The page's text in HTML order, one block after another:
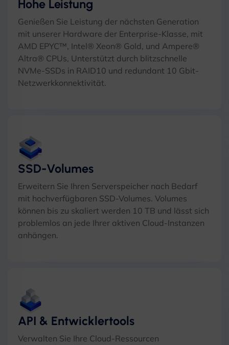
Hohe Leistung
Genießen Sie Leistung der nächsten Generation
mit unserer Hardware der Enterprise-Klasse, mit
AMD EPYC™, Intel® Xeon® Gold, und Ampere®
Altra® CPUs, Unterstützt durch blitzschnelle
NVMe-SSDs in RAID10 und redundant 10 Gbit-
Netzwerkkonnektivität.
SSD-Volumes
Erweitern Sie Ihren Serverspeicher nach Bedarf
mit hochverfügbaren SSD-Volumes. Volumes
können bis zu skaliert werden 10 TB und lässt sich
problemlos an jede Ihrer aktiven Cloud-Instanzen
anhängen.
API & Entwicklertools
Verwalten Sie Ihre Cloud-Ressourcen